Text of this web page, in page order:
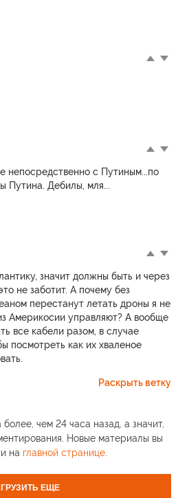
непосредственно с Путиным...по
Путина. Дебилы, мля...
значит должны быть и через
не заботит. А почему без
перестанут летать дроны я не
Америкосии управляют? А вообще
все кабели разом, в случае
посмотреть как их хваленое
Раскрыть ветку
чем 24 часа назад, а значит,
Новые материалы вы
на главной странице.
ЕЩЕ